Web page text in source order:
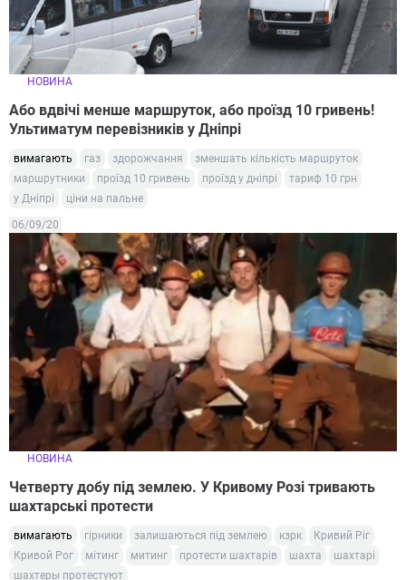
НОВИНА
Або вдвічі менше маршруток, або проїзд 10 гривень!
Ультиматум перевізників у Дніпрі
вимагають газ здорожчання
зменшать кількість маршруток
маршрутники
проїзд 10 гривень проїзд у дніпрі
тариф 10 грн
у Дніпрі
ціни на пальне
06/09/20
НОВИНА
Четверту добу під землею. У Кривому Розі тривають
шахтарські протести
вимагають гірники залишаються під землею кзрк
Кривий Ріг
Кривой Рог
мітинг митинг протести шахтарів шахта
шахтарі
шахтеры протестуют